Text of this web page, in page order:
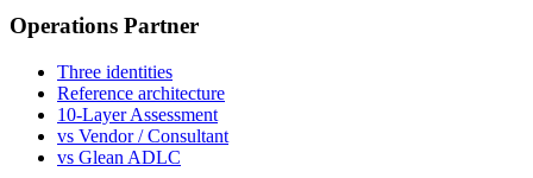
Operations Partner
Three identities
Reference architecture
10-Layer Assessment
vs Vendor / Consultant
vs Glean ADLC